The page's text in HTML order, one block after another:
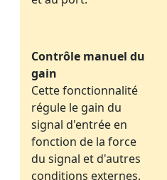
Contrôle manuel du
gain
Cette fonctionnalité
régule le gain du
signal d'entrée en
fonction de la force
du signal et d'autres
conditions externes.